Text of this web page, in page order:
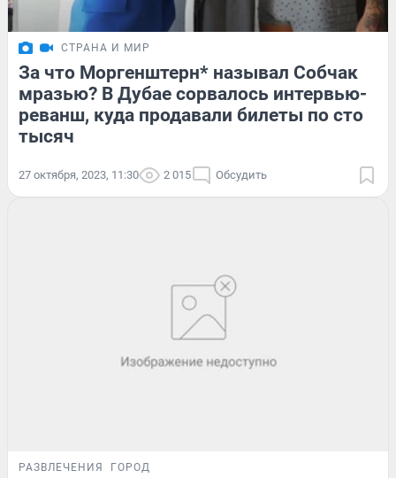
СТРАНА И МИР
За что Моргенштерн* называл Собчак
мразью? В Дубае сорвалось интервью-
реванш, куда продавали билеты по сто
тысяч
27 октября, 2023, 11:30 2 015 Обсудить
РАЗВЛЕЧЕНИЯ ГОРОД